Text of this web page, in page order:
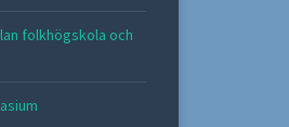
folkhögskola och